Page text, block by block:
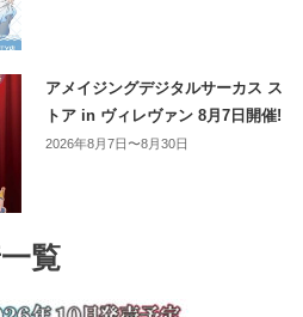
アメイジングデジタルサーカス ス
トア in ヴィレヴァン 8月7日開催!
2026年8月7日〜8月30日
覧